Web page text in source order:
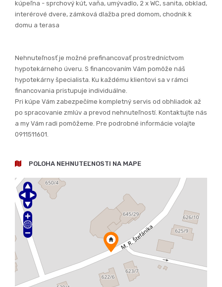
- predpríprava na krb, žalúzie, fotovoltaiku
Vykurovanie :
Dom je napojený na všetky inžinierske siete - elektika, obecný
vodovod, kanalizácia
Dom sa predáva v stave štandard - plávajúce podlahy,
kúpeľna - sprchový kút, vaňa, umývadlo, 2 x WC, sanita, obklad,
interérové dvere, zámková dlažba pred domom, chodnik k
domu a terasa
hypotekárneho úveru. S financovaním Vám pomôže náš
hypotekárny špecialista. Ku každému klientovi sa v rámci
financovania pristupuje individuálne.
Pri kúpe Vám zabezpečíme kompletný servis od obhliadok až
po spracovanie zmlúv a prevod nehnuteľností. Kontaktujte nás
a my Vám radi pomôžeme. Pre podrobné informácie volajte
0911511601.
POLOHA NEHNUTEĽNOSTI NA MAPE